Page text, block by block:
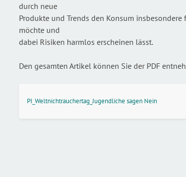
durch neue
Produkte und Trends den Konsum
möchte und
dabei Risiken harmlos erscheinen lässt.
Den gesamten Artikel können Sie der PDF
PI_Weltnichtrauchertag_Jugendliche sagen Nein